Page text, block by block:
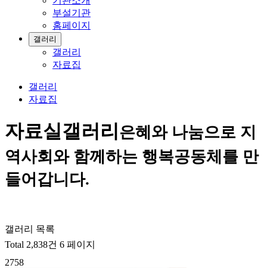
부설기관
홈페이지
갤러리
갤러리
자료집
갤러리
자료집
자료실갤러리은혜와 나눔으로 지
역사회와 함께하는 행복공동체를 만
들어갑니다.
갤러리 목록
Total 2,838건 6 페이지
2758